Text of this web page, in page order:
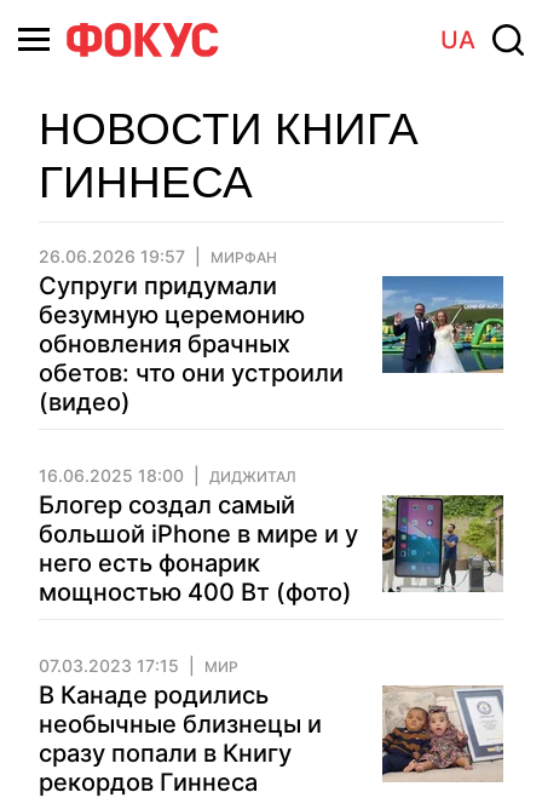
UA
НОВОСТИ КНИГА
ГИННЕСА
26.06.2026 19:57 МИРФАН
Супруги придумали
безумную церемонию
обновления брачных
обетов: что они устроили
(видео)
16.06.2025 18:00 ДИДЖИТАЛ
Блогер создал самый
большой iPhone в мире и у
него есть фонарик
мощностью 400 Вт (фото)
07.03.2023 17:15 МИР
В Канаде родились
необычные близнецы и
сразу попали в Книгу
рекордов Гиннеса